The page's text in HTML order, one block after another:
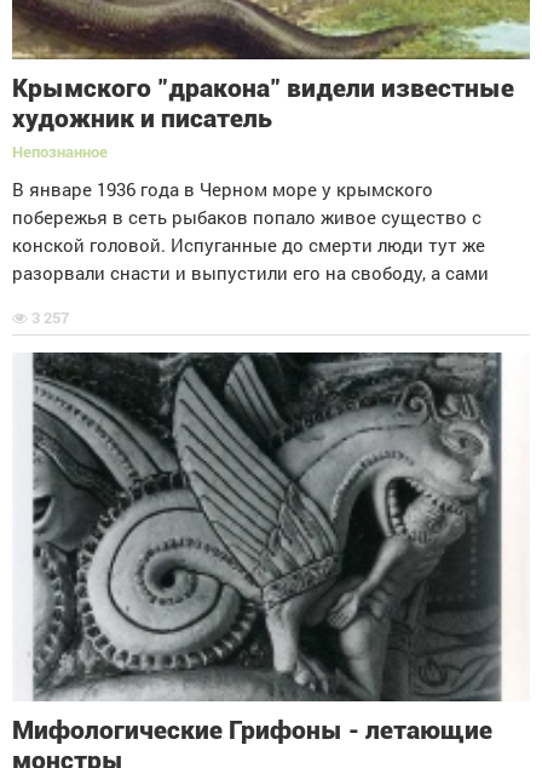
Крымского "дракона" видели известные
художник и писатель
Непознанное
В январе 1936 года в Черном море у крымского
побережья в сеть рыбаков попало живое существо с
конской головой. Испуганные до смерти люди тут же
разорвали снасти и выпустили его на свободу, а сами
3 257
Мифологические Грифоны - летающие
монстры